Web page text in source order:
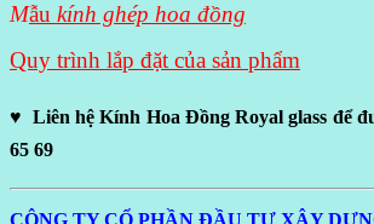
Mẫu kính ghép hoa đồng
Quy trình lắp đặt của sản phẩm
♥ Liên hệ Kính Hoa Đồng Royal glass để
65 69
CÔNG TY CỔ PHẦN ĐẦU TƯ XÂY